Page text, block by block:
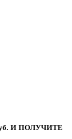
И ПОЛУЧИТЕ